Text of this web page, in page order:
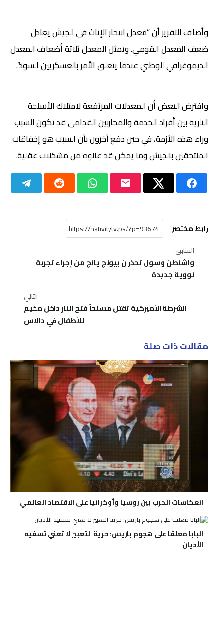
وأضاف التقرير أن “معدل انتحار الإناث في الجيش يعادل
ضعف المعدل القومي. ويمثل المعدل ثلاثة أضعاف المعدل
الديموغرافي الوطني عندما يتعلق الأمر بالعسكريين السود”.
وافترض البعض أن المعدلات المرتفعة لامتلاك الأسلحة
النارية بين أفراد الخدمة والمحاربين القدامى قد تكون السبب
وراء هذه الأزمة، في حين دفع أخرون بأن السبب هو إخفاقات
الملتحقين بالجيش وما يمكن قد عانوه من مشكلات عقلية.
رابط مختصر
السابق
واشنطن وسول تحذران بيونج يانج من إجراء تجربة
نووية جديدة
التالي
الشرطة الأميركية تقتل مسلحاً فتح النار داخل مخيم
للأطفال في دالاس
مقالات ذات صلة
انعكاسات الحرب بين روسيا وأوكرانيا على الاقتصاد العالمي
البابا معلقا على هجوم باريس: حرية التعبير لا تعني تسفيه
الأديان